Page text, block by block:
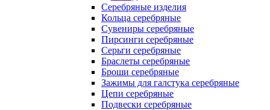
Серебряные изделия
Кольца серебряные
Сувениры серебряные
Пирсинги серебряные
Серьги серебряные
Браслеты серебряные
Броши серебряные
Зажимы для галстука серебряные
Цепи серебряные
Подвески серебряные